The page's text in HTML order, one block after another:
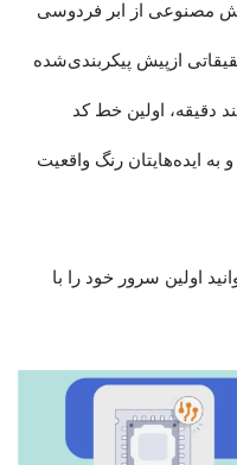
مصنوعی از ابر فردوسی
ازپیش پیکربندی‌شده
دقیقه، اولین خط کد
به ایده‌هایتان رنگ واقعیت
اولین سرور خود را با